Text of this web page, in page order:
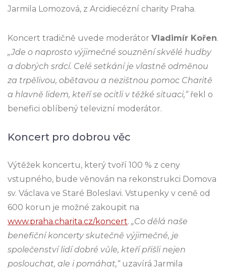
Jarmila Lomozová, z Arcidiecézní charity Praha.
Koncert tradičně uvede moderátor Vladimír Kořen.
„Jde o naprosto výjimečné souznění skvělé hudby
a dobrých srdcí. Celé setkání je vlastně odměnou
za trpělivou, obětavou a nezištnou pomoc Charitě
a hlavně lidem, kteří se ocitli v těžké situaci,“řekl o
benefici oblíbený televizní moderátor.
Koncert pro dobrou věc
Výtěžek koncertu, který tvoří 100 % z ceny
vstupného, bude věnován na rekonstrukci Domova
sv. Václava ve Staré Boleslavi. Vstupenky v ceně od
600 korun je možné zakoupit na
www.praha.charita.cz/koncert. „Co dělá naše
benefiční koncerty skutečně výjimečné, je
společenství lidí dobré vůle, kteří přišli nejen
poslouchat, ale i pomáhat,“uzavírá Jarmila